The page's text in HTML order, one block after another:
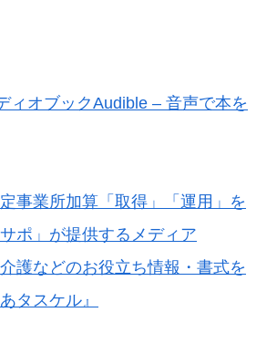
ィオブックAudible – 音声で本を
事業所加算「取得」「運用」を
ポ」が提供するメディア
護などのお役立ち情報・書式を
タスケル』